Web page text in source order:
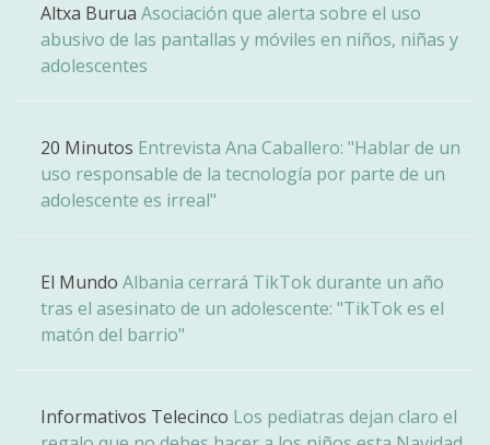
Altxa Burua Asociación que alerta sobre el uso
abusivo de las pantallas y móviles en niños, niñas y
adolescentes
20 Minutos Entrevista Ana Caballero: "Hablar de un
uso responsable de la tecnología por parte de un
adolescente es irreal"
El Mundo Albania cerrará TikTok durante un año
tras el asesinato de un adolescente: "TikTok es el
matón del barrio"
Informativos Telecinco Los pediatras dejan claro el